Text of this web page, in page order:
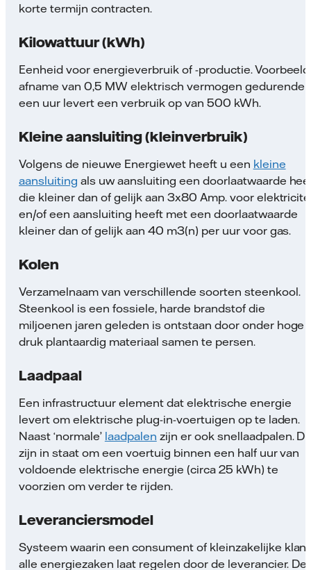
korte termijn contracten.
Kilowattuur (kWh)
Eenheid voor energieverbruik of -productie.
afname van 0,5 MW elektrisch vermogen gedurende
een uur levert een verbruik op van 500 kWh.
Kleine aansluiting (kleinverbruik)
Volgens de nieuwe Energiewet heeft u een kleine
aansluiting als uw aansluiting een doorlaatwaarde
die kleiner dan of gelijk aan 3x80 Amp. voor
en/of een aansluiting heeft met een doorlaatwaarde
kleiner dan of gelijk aan 40 m3(n) per uur voor gas.
Kolen
Verzamelnaam van verschillende soorten steenkool.
Steenkool is een fossiele, harde brandstof die
miljoenen jaren geleden is ontstaan door onder hoge
druk plantaardig materiaal samen te persen.
Laadpaal
Een infrastructuur element dat elektrische energie
levert om elektrische plug-in-voertuigen op te laden.
Naast ‘normale’ laadpalen zijn er ook snellaadpalen.
zijn in staat om een voertuig binnen een half uur van
voldoende elektrische energie (circa 25 kWh) te
voorzien om verder te rijden.
Leveranciersmodel
Systeem waarin een consument of kleinzakelijke klant
alle energiezaken laat regelen door de leverancier. De